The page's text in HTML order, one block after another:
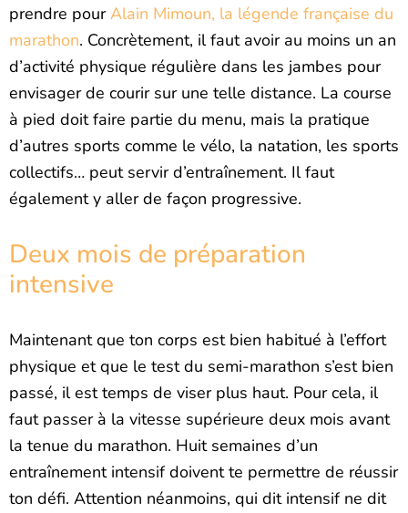
prendre pourAlain Mimoun, la légende française du
marathon. Concrètement, il faut avoir au moins un an
d’activité physique régulière dans les jambes pour
envisager de courir sur une telle distance. La course
à pied doit faire partie du menu, mais la pratique
d’autres sports comme le vélo, la natation, les sports
collectifs… peut servir d’entraînement. Il faut
également y aller de façon progressive.
Deux mois de préparation
intensive
Maintenant que ton corps est bien habitué à l’effort
physique et que le test du semi-marathon s’est bien
passé, il est temps de viser plus haut. Pour cela, il
faut passer à la vitesse supérieure deux mois avant
la tenue du marathon. Huit semaines d’un
entraînement intensif doivent te permettre de réussir
ton défi. Attention néanmoins, qui dit intensif ne dit